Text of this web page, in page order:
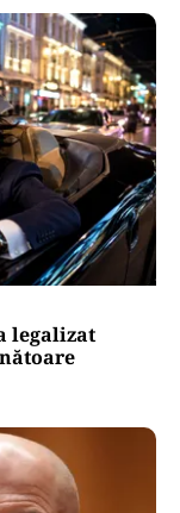
legalizat